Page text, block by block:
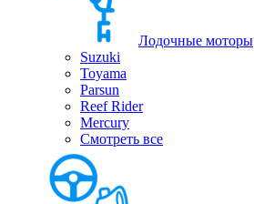
Лодочные моторы
Suzuki
Toyama
Parsun
Reef Rider
Mercury
Смотреть все